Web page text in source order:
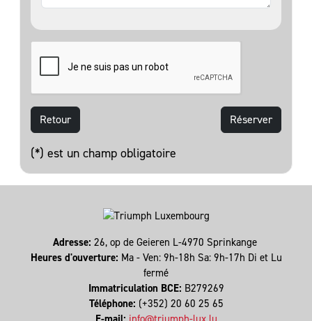
Retour
(*) est un champ obligatoire
Adresse: 26, op de Geieren L-4970 Sprinkange
Heures d'ouverture: Ma - Ven: 9h-18h Sa: 9h-17h Di et Lu
fermé
Immatriculation BCE: B279269
Téléphone: (+352) 20 60 25 65